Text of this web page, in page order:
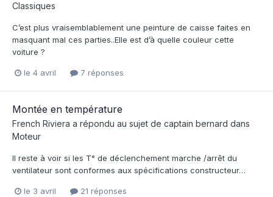
Classiques
C’est plus vraisemblablement une peinture de caisse faites en
masquant mal ces parties..Elle est d’à quelle couleur cette
voiture ?
le 4 avril 7 réponses
Montée en température
French Riviera a répondu au sujet de captain bernard dans
Moteur
Il reste à voir si les T° de déclenchement marche /arrêt du
ventilateur sont conformes aux spécifications constructeur…
le 3 avril 21 réponses